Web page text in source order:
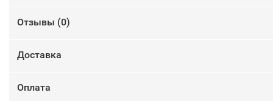
Отзывы (0)
Доставка
Оплата